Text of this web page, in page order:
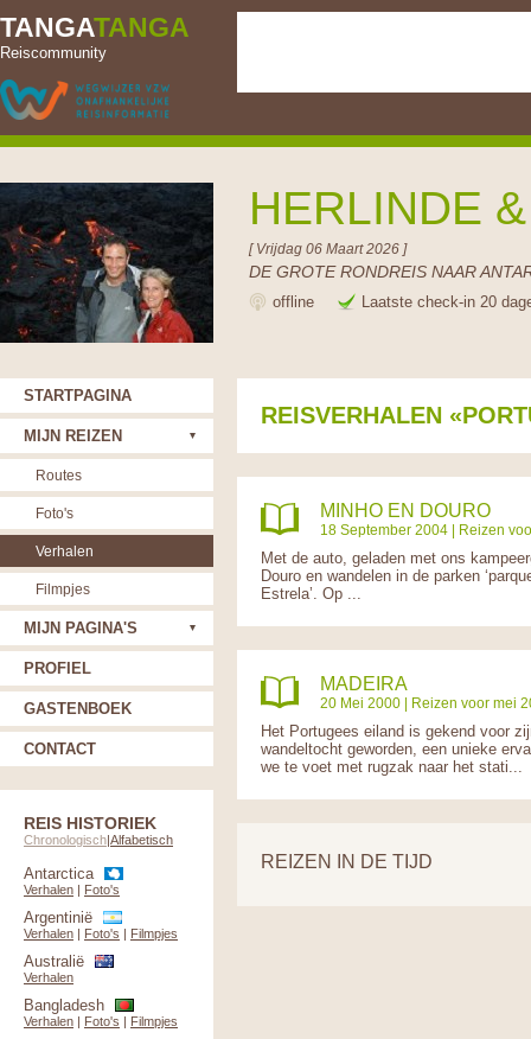
TANGATANGA
Reiscommunity
HERLINDE
[ Vrijdag 06 Maart 2026 ]
DE GROTE RONDREIS NAAR
offline Laatste check-in 20
REISVERHALEN
MINHO EN DOURO
18 September 2004 | Reizen
Met de auto, geladen met ons
Douro en wandelen in de parken
Estrela’. Op ...
MADEIRA
20 Mei 2000 | Reizen voor mei
Het Portugees eiland is gekend voor
wandeltocht geworden, een unieke
we te voet met rugzak naar het stati...
REIZEN IN DE TIJD
STARTPAGINA
MIJN REIZEN
Routes
Foto's
Verhalen
Filmpjes
MIJN PAGINA'S
PROFIEL
GASTENBOEK
CONTACT
REIS HISTORIEK
Chronologisch|Alfabetisch
Antarctica
Verhalen | Foto's
Argentinië
Verhalen | Foto's | Filmpjes
Australië
Verhalen
Bangladesh
Verhalen | Foto's | Filmpjes